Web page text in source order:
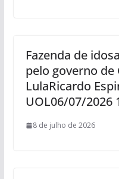
Fazenda de
pelo governo de
LulaRicardo
UOL06/07/2026
8 de julho de 2026